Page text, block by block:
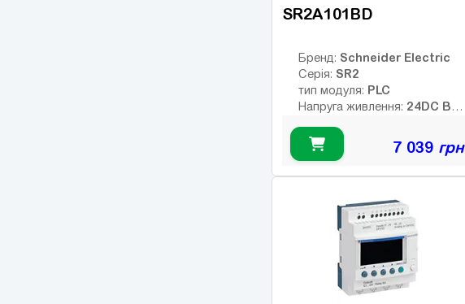
SR2A101BD
Бренд: Schneider Electric
Серія: SR2
тип модуля: PLC
Напруга живлення: 24DC В
релейні
Інтерфейс: Немає
USB порт:
Число дискретних виходів:
Число високочастотних
виходів:
7 039 грн